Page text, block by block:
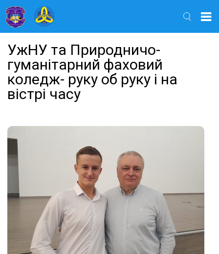
УжНУ та Природничо-
гуманітарний фаховий
коледж- руку об руку і на
вістрі часу